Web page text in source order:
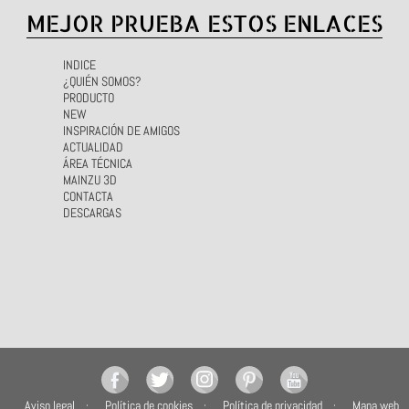
MEJOR PRUEBA ESTOS ENLACES
INDICE
¿QUIÉN SOMOS?
PRODUCTO
NEW
INSPIRACIÓN DE AMIGOS
ACTUALIDAD
ÁREA TÉCNICA
MAINZU 3D
CONTACTA
DESCARGAS
Aviso legal Política de cookies Política de privacidad Mapa web